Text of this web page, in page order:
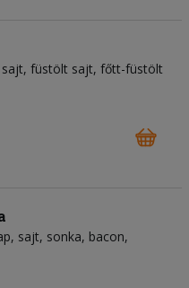
sajt füstölt sajt főtt-füstölt
sajt sonka bacon